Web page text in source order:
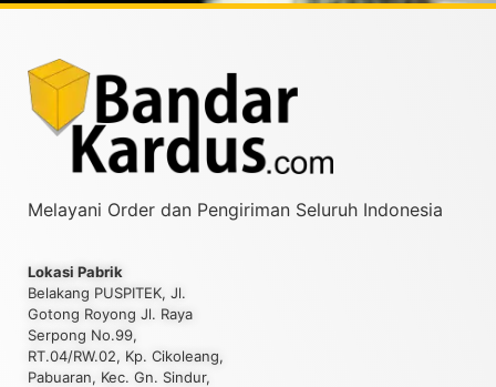
Melayani Order dan Pengiriman Seluruh Indonesia
Lokasi Pabrik
Belakang PUSPITEK, Jl.
Gotong Royong Jl. Raya
Serpong No.99,
RT.04/RW.02, Kp. Cikoleang,
Pabuaran, Kec. Gn. Sindur,